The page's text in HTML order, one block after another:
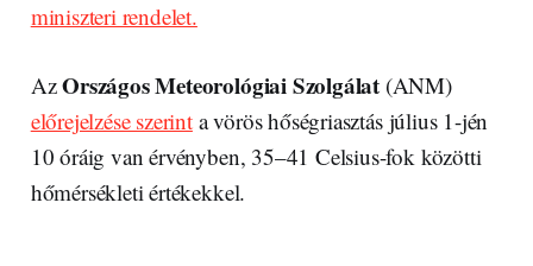
miniszteri rendelet.
AzOrszágos Meteorológiai Szolgálat (ANM)
előrejelzése szerinta vörös hőségriasztás július 1-jén
10 óráig van érvényben, 35–41 Celsius-fok közötti
hőmérsékleti értékekkel.